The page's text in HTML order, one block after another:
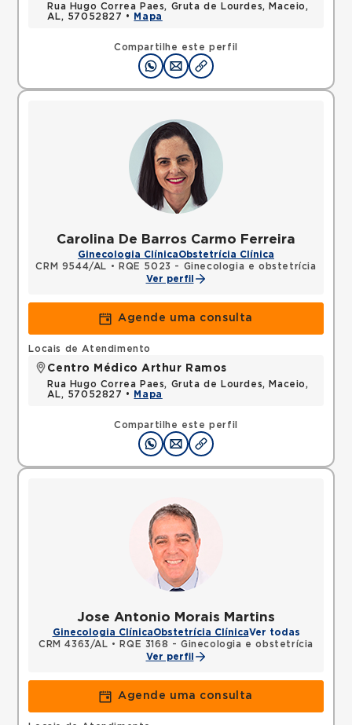
Compartilhe este perfil
Rua Hugo Correa Paes, Gruta de Lourdes, Maceio,
AL, 57052827 •
Mapa
Carolina De Barros Carmo Ferreira
Ginecologia ClínicaObstetrícia Clínica
CRM 9544/AL •
RQE 5023 - Ginecologia e obstetrícia
Ver perfil
Agende uma consulta
Compartilhe este perfil
Locais de Atendimento
Centro Médico Arthur Ramos
Rua Hugo Correa Paes, Gruta de Lourdes, Maceio,
AL, 57052827 •
Mapa
Jose Antonio Morais Martins
Ginecologia ClínicaObstetrícia ClínicaVer todas
CRM 4363/AL •
RQE 3168 - Ginecologia e obstetrícia
Ver perfil
Agende uma consulta